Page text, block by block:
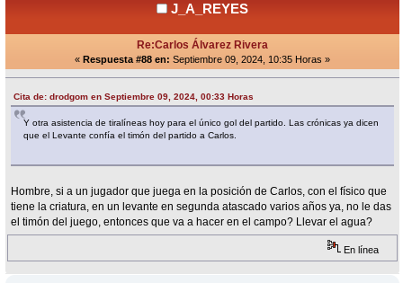
J_A_REYES
Re:Carlos Álvarez Rivera
« Respuesta #88 en: Septiembre 09, 2024, 10:35 Horas »
Cita de: drodgom en Septiembre 09, 2024, 00:33 Horas
Y otra asistencia de tiralíneas hoy para el único gol del partido. Las crónicas ya dicen
que el Levante confía el timón del partido a Carlos.
Hombre, si a un jugador que juega en la posición de Carlos, con el físico que
tiene la criatura, en un levante en segunda atascado varios años ya, no le das
el timón del juego, entonces que va a hacer en el campo? Llevar el agua?
En línea